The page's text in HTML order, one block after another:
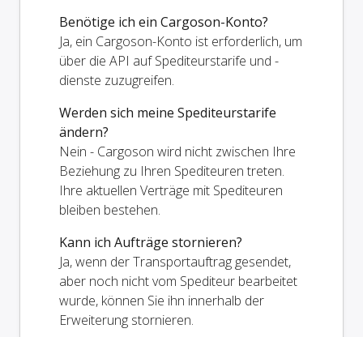
Benötige ich ein Cargoson-Konto?
Ja, ein Cargoson-Konto ist erforderlich, um
über die API auf Spediteurstarife und -
dienste zuzugreifen.
Werden sich meine Spediteurstarife
ändern?
Nein - Cargoson wird nicht zwischen Ihre
Beziehung zu Ihren Spediteuren treten.
Ihre aktuellen Verträge mit Spediteuren
bleiben bestehen.
Kann ich Aufträge stornieren?
Ja, wenn der Transportauftrag gesendet,
aber noch nicht vom Spediteur bearbeitet
wurde, können Sie ihn innerhalb der
Erweiterung stornieren.